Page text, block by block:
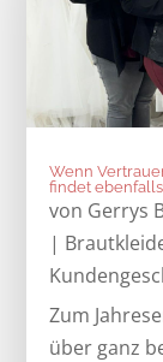
Wenn
findet
von Gerrys
|
Zum
über ganz